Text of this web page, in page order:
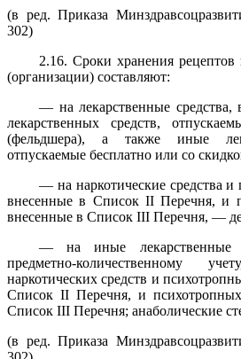
(в ред. Приказа
302)
2.16. Сроки хранения
(организации) составляют:
— на лекарственные
лекарственных средств,
(фельдшера), а также иные
отпускаемые бесплатно или со
— на наркотические средства и
внесенные в Список II Перечня, и
внесенные в Список III Перечня, —
— на иные лекарственные
предметно-количественному
наркотических средств и
Список II Перечня, и
Список III Перечня; анаболические
(в ред. Приказа